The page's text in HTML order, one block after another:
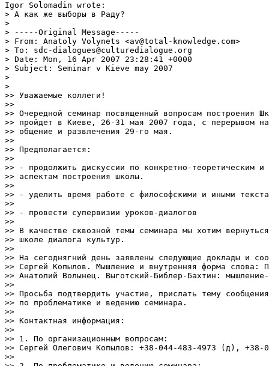
Igor Solomadin wrote:
> А как же выборы в Раду?
>
> -----Original Message-----
> From: Anatoly Volynets <av@total-knowledge.com>
> To: sdc-dialogues@culturedialogue.org
> Date: Mon, 16 Apr 2007 23:28:41 +0000
> Subject: Seminar v Kieve may 2007
>
>
>> Уважаемые коллеги!
>>
>> Очередной семинар посвященный вопросам построения
>> пройдет в Киеве, 26-31 мая 2007 года, с перерывом на
>> общение и развлечения 29-го мая.
>>
>> Предполагается:
>>
>> - продолжить дискуссии по конкретно-теоретическим и
>> аспектам построения школы.
>>
>> - уделить время работе с философскими и иными
>>
>> - провести супервизии уроков-диалогов
>>
>> В качестве сквозной темы семинара мы хотим
>> школе диалога культур.
>>
>> На сегоднягний день заявлены следующие доклады и
>> Сергей Копылов. Мышление и внутренняя форма слова:
>> Анатолий Волынец. Выготский-Библер-Бахтин:
>>
>> Просьба подтвердить участие, прислать тему
>> по проблематике и ведению семинара.
>>
>> Контактная информация:
>>
>> 1. По организационным вопросам:
>> Сергей Олегович Копылов: +38-044-483-4973 (д), +38-
>>